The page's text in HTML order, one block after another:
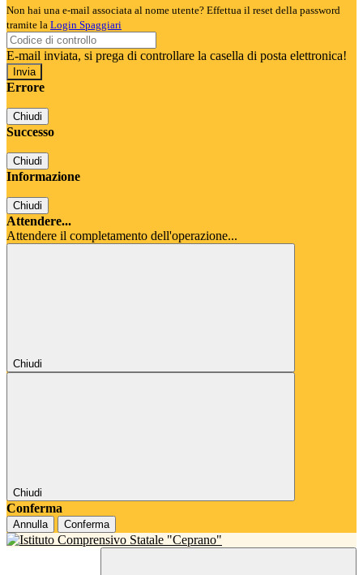
Non hai una e-mail associata al nome utente? Effettua il reset della password
tramite la Login Spaggiari
E-mail inviata, si prega di controllare la casella di posta elettronica!
Errore
Chiudi
Successo
Chiudi
Informazione
Chiudi
Attendere...
Attendere il completamento dell'operazione...
Chiudi
Chiudi
Conferma
Annulla Conferma